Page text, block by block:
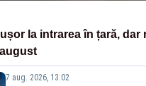
la intrarea în țară, dar
7 aug. 2026, 13:02